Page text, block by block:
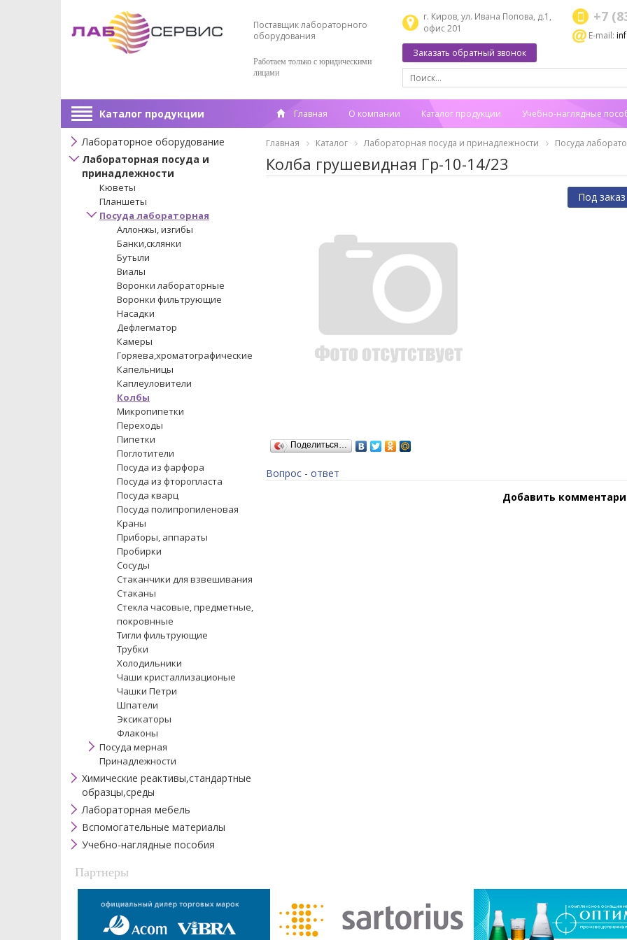
Поставщик лабораторного
оборудования
Работаем только с юридическими
лицами
г. Киров, ул. Ивана Попова, д.1,
офис 201
+7
E-mail:
Заказать обратный звонок
Каталог продукции Главная О компании Каталог продукции Учебно-наглядные
Лабораторное оборудование
Лабораторная посуда и
принадлежности
Кюветы
Планшеты
Посуда лабораторная
Аллонжы, изгибы
Банки,склянки
Бутыли
Виалы
Воронки лабораторные
Воронки фильтрующие
Насадки
Дефлегматор
Камеры
Горяева,хроматографические
Капельницы
Каплеуловители
Колбы
Микропипетки
Переходы
Пипетки
Поглотители
Посуда из фарфора
Посуда из фторопласта
Посуда кварц
Посуда полипропиленовая
Краны
Приборы, аппараты
Пробирки
Сосуды
Стаканчики для взвешивания
Стаканы
Стекла часовые, предметные,
покровнные
Тигли фильтрующие
Трубки
Холодильники
Чаши кристаллизационые
Чашки Петри
Шпатели
Эксикаторы
Флаконы
Посуда мерная
Принадлежности
Химические реактивы,стандартные
образцы,среды
Лабораторная мебель
Вспомогательные материалы
Учебно-наглядные пособия
Главная Каталог Лабораторная посуда и принадлежности Посуда
Колба грушевидная Гр-10-14/23
Поделиться…
Под заказ
Вопрос - ответ
Добавить
Партнеры